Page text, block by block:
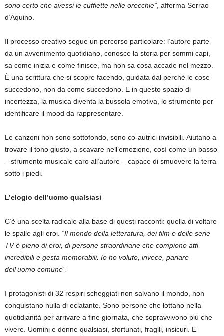
sono certo che avessi le cuffiette nelle orecchie”, afferma Serrao
d’Aquino.
Il processo creativo segue un percorso particolare: l’autore parte
da un avvenimento quotidiano, conosce la storia per sommi capi,
sa come inizia e come finisce, ma non sa cosa accade nel mezzo.
È una scrittura che si scopre facendo, guidata dal perché le cose
succedono, non da come succedono. E in questo spazio di
incertezza, la musica diventa la bussola emotiva, lo strumento per
identificare il mood da rappresentare.
Le canzoni non sono sottofondo, sono co-autrici invisibili. Aiutano a
trovare il tono giusto, a scavare nell’emozione, così come un basso
– strumento musicale caro all’autore – capace di smuovere la terra
sotto i piedi.
L’elogio dell’uomo qualsiasi
C’è una scelta radicale alla base di questi racconti: quella di voltare
le spalle agli eroi. “Il mondo della letteratura, dei film e delle serie
TV è pieno di eroi, di persone straordinarie che compiono atti
incredibili e gesta memorabili. Io ho voluto, invece, parlare
dell’uomo comune”.
I protagonisti di 32 respiri scheggiati non salvano il mondo, non
conquistano nulla di eclatante. Sono persone che lottano nella
quotidianità per arrivare a fine giornata, che sopravvivono più che
vivere. Uomini e donne qualsiasi, sfortunati, fragili, insicuri. E